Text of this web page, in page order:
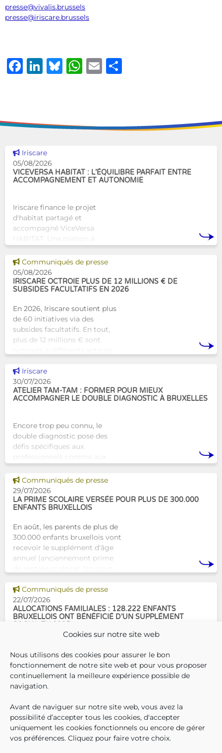
Cookies sur notre site web
Nous utilisons des cookies pour assurer le bon
fonctionnement de notre site web et pour vous proposer
continuellement la meilleure expérience possible de
navigation.
Avant de naviguer sur notre site web, vous avez la
possibilité d’accepter tous les cookies, d'accepter
uniquement les cookies fonctionnels ou encore de gérer
vos préférences. Cliquez pour faire votre choix.
presse@vivalis.brussels
presse@iriscare.brussels
Facebook
LinkedIn
Bluesky
WhatsApp
Email
Voir cette news
Iriscare
05/08/2026
VICEVERSA HABITAT : L’ÉQUILIBRE PARFAIT ENTRE
ACCOMPAGNEMENT ET AUTONOMIE
Iriscare finance le projet
d'habitat partagé et
accompagné ViceVersa
HABITAT. Une maison à
alternative innovante et
humaine aux structures
d’hébergement traditionnel
Voir cette news
Communiqués de presse
05/08/2026
IRISCARE OCTROIE PLUS DE 12 MILLIONS € DE
SUBSIDES FACULTATIFS EN 2026
En 2026, Iriscare soutient plus
de 60 initiatives via des
subsides facultatifs. En tout,
plus de 12 millions € sont
travail au serv
Voir cette news
Iriscare
30/07/2026
ATELIER TAM-TAM : FORMER POUR MIEUX
ACCOMPAGNER LE DOUBLE DIAGNOSTIC À BRUXELLES
Encore trop peu connu, le
double diagnostic pose des
défis spécifiques aux
professionnels comme aux
Tam-Tam apporte une réponse
concrète avec une formation
dest
Voir cette news
Communiqués de presse
29/07/2026
LA PRIME SCOLAIRE VERSÉE POUR PLUS DE 300.000
ENFANTS BRUXELLOIS
En août, les parents de plus de
300.000 enfants bruxellois vont
recevoir le supplément d'âge
annuel (anciennement prime
commencer la
Voir cette news
Communiqués de presse
22/07/2026
ALLOCATIONS FAMILIALES : 128.222 ENFANTS
BRUXELLOIS ONT BÉNÉFICIÉ D’UN SUPPLÉMENT
En décembre 2025, 304.966
enfants bruxellois avaient droit
aux allocations familiales.
Parmi eux, 128.222
supplément social en plus du
montant de base de leurs all
QUI SOMMES-NOUS ?
TRAVAILLER CHEZ NOUS
TOUTES LES NEWS
TRANSPARENCE